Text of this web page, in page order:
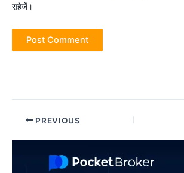
सहेजें।
Post PREVIOUS